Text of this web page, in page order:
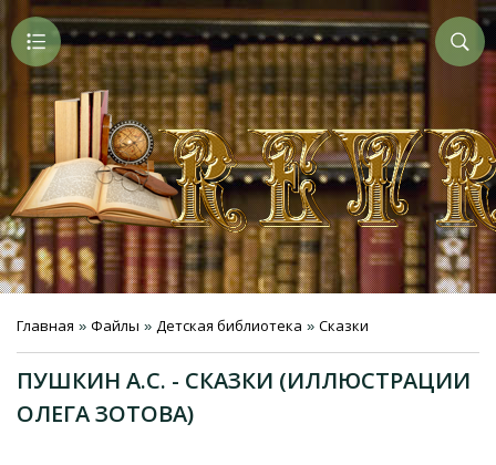
Главная » Файлы » Детская библиотека » Сказки
ПУШКИН А.С. - СКАЗКИ (ИЛЛЮСТРАЦИИ
ОЛЕГА ЗОТОВА)